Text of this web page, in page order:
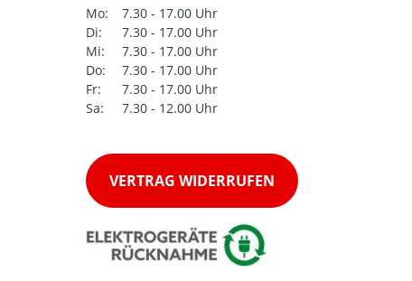
Mo:
7.30 - 17.00 Uhr
Di:
7.30 - 17.00 Uhr
Mi:
7.30 - 17.00 Uhr
Do:
7.30 - 17.00 Uhr
Fr:
7.30 - 17.00 Uhr
Sa:
7.30 - 12.00 Uhr
VERTRAG WIDERRUFEN